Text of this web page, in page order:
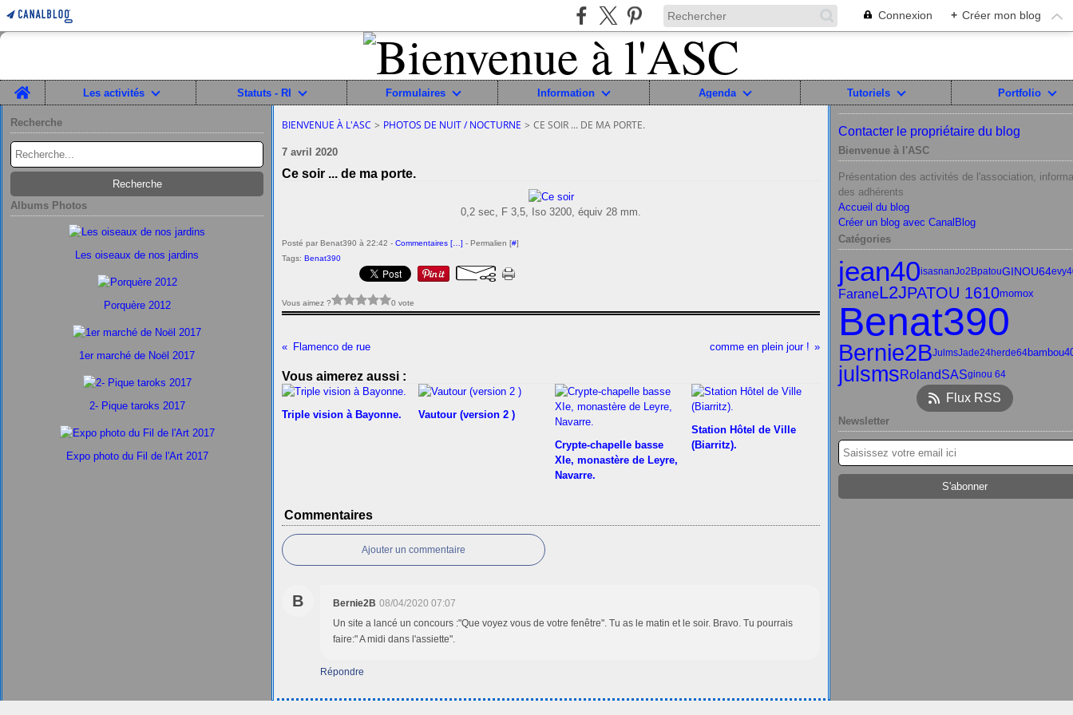
Connexion + Créer mon blog
Home
Les activités Statuts - RI Formulaires Information Agenda Tutoriels Portfolio
Recherche
Albums Photos
Les oiseaux de nos jardins
Porquère 2012
1er marché de Noël 2017
2- Pique taroks 2017
Expo photo du Fil de l'Art 2017
BIENVENUE À L'ASC > PHOTOS DE NUIT / NOCTURNE > CE SOIR ... DE MA PORTE.
7 avril 2020
Ce soir ... de ma porte.
0,2 sec, F 3,5, Iso 3200, équiv 28 mm.
Posté par Benat390 à 22:42 - Commentaires [ ] - Permalien [#]
Tags: Benat390
Vous aimez ? 0 vote
Flamenco de rue comme en plein jour !
Vous aimerez aussi :
Triple vision à Bayonne. Vautour (version 2 )
Crypte-chapelle basse
XIe, monastère de Leyre,
Navarre.
Station Hôtel de Ville
(Biarritz).
Commentaires
Ajouter un commentaire
B Bernie2B 08/04/2020 07:07
Un site a lancé un concours :"Que voyez vous de votre fenêtre". Tu as le matin et le soir. Bravo. Tu pourrais
faire:" A midi dans l'assiette".
Répondre
Contacter le propriétaire du blog
Bienvenue à l'ASC
Présentation des activités de l'association,
des adhérents
Accueil du blog
Créer un blog avec CanalBlog
Catégories
jean40isasnanJo2BpatouGINOU64
FaraneL2JPATOU 1610momox
Benat390
Bernie2BJulmsJade24herde64
julsmsRolandSASginou 64
Flux RSS
Newsletter